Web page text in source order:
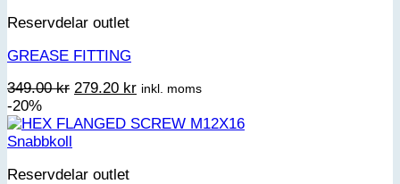
Reservdelar outlet
GREASE FITTING
349.00kr Det
priset
279.20 krDet
priset
inkl. moms
-20%
Snabbkoll
Reservdelar outlet